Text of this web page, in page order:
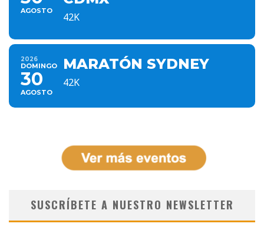
AGOSTO 42K
2026
DOMINGO
30
AGOSTO
MARATÓN SYDNEY
42K
SUSCRÍBETE A NUESTRO NEWSLETTER